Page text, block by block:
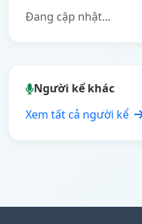
Đang cập nhật...
Người kể khác
Xem tất cả người kể